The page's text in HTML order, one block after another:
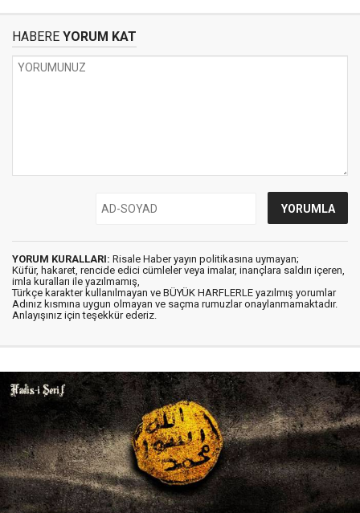
HABERE YORUM KAT
YORUM KURALLARI: Risale Haber yayın politikasına uymayan;
Küfür, hakaret, rencide edici cümleler veya imalar, inançlara saldırı içeren,
imla kuralları ile yazılmamış,
Türkçe karakter kullanılmayan ve BÜYÜK HARFLERLE yazılmış yorumlar
Adınız kısmına uygun olmayan ve saçma rumuzlar onaylanmamaktadır.
Anlayışınız için teşekkür ederiz.